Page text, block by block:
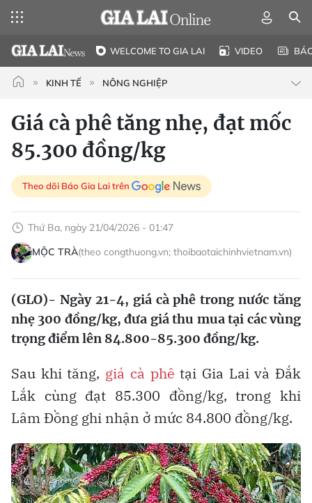
WELCOME TO GIA LAI VIDEO
KINH TẾ NÔNG NGHIỆP
Giá cà phê tăng nhẹ, đạt mốc
85.300 đồng/kg
Theo dõi Báo Gia Lai trên
Thứ Ba, ngày 21/04/2026 - 01:47
MỘC TRÀ(theo congthuong.vn; thoibaotaichinhvietnam.vn)
(GLO)- Ngày 21-4, giá cà phê trong nước tăng
nhẹ 300 đồng/kg, đưa giá thu mua tại các vùng
trọng điểm lên 84.800-85.300 đồng/kg.
Sau khi tăng, giá cà phê tại Gia Lai và Đắk
Lắk cùng đạt 85.300 đồng/kg, trong khi
Lâm Đồng ghi nhận ở mức 84.800 đồng/kg.